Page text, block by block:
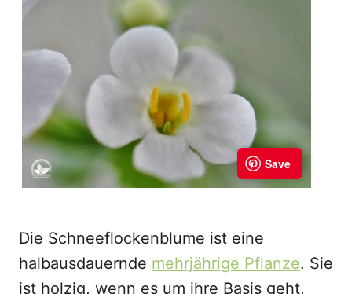
Die Schneeflockenblume ist eine
halbausdauernde mehrjährige Pflanze. Sie
ist holzig, wenn es um ihre Basis geht,